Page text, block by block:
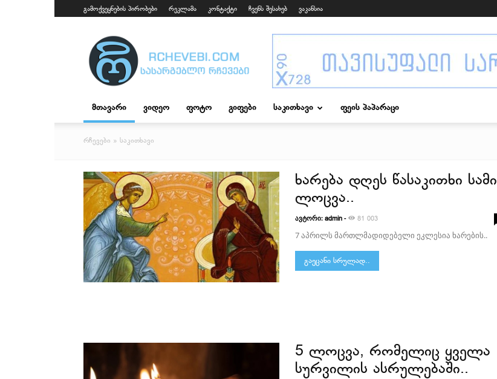
გამოქვეყნების პირობები რეკლამა კონტაქტი ჩვენს შესახებ ვაკანსია
fpaparazzi.com
მთავარი ვიდეო ფოტო გიფები საკითხავი ფეის პაპარაცი
რჩევები » საკითხავი
ხარება დღეს წასაკითხი სამი
ლოცვა..
ავტორი: admin - 81 003
7 აპრილს მართლმადიდებელი ეკლესია ხარების..
გაეცანი სრულად..
5 ლოცვა, რომელიც ყველა
სურვილის ასრულებაში..